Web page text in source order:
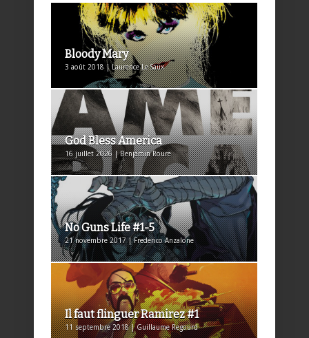
Bloody Mary
3 août 2018 | Laurence Le Saux
God Bless America
16 juillet 2026 | Benjamin Roure
No Guns Life #1-5
21 novembre 2017 | Frederico Anzalone
Il faut flinguer Ramirez #1
11 septembre 2018 | Guillaume Regourd